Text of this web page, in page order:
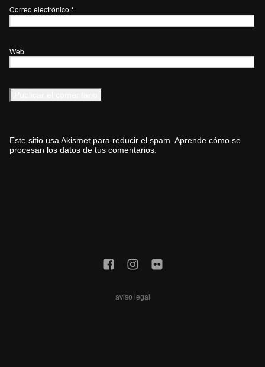
Correo electrónico *
Web
Este sitio usa Akismet para reducir el spam. Aprende cómo se
procesan los datos de tus comentarios.
aviso legal